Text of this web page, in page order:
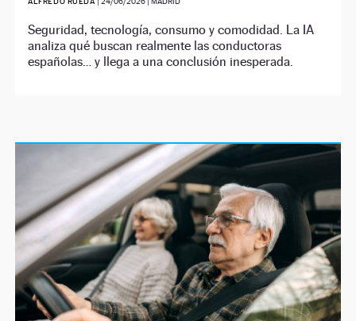
Seguridad, tecnología, consumo y comodidad. La IA
analiza qué buscan realmente las conductoras
españolas… y llega a una conclusión inesperada.